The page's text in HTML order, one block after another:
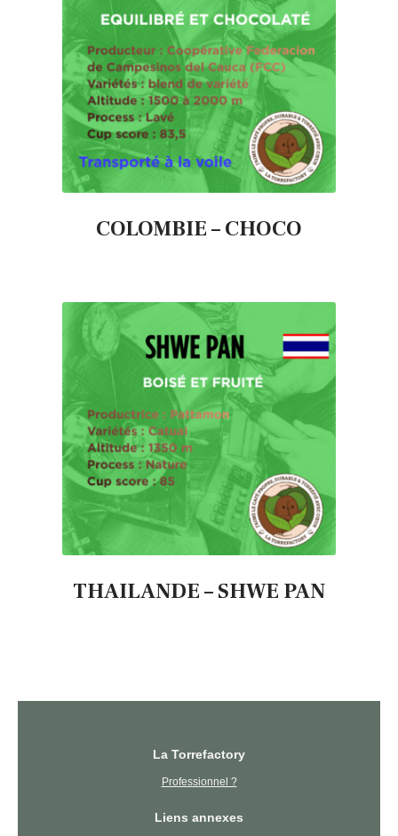
COLOMBIE – CHOCO
THAILANDE – SHWE PAN
La Torrefactory
Professionnel ?
Liens annexes